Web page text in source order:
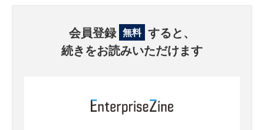
会員登録 無料 すると、
続きをお読みいただけます